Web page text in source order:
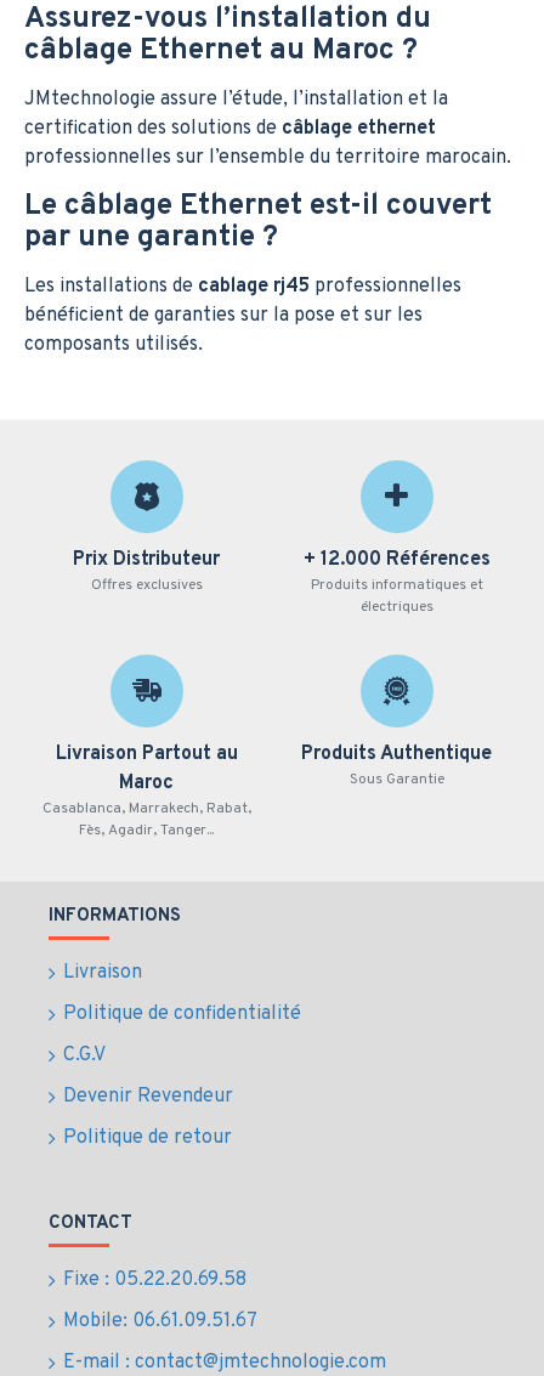
Assurez-vous l’installation du
câblage Ethernet au Maroc ?
JMtechnologie assure l’étude, l’installation et la
certification des solutions de câblage ethernet
professionnelles sur l’ensemble du territoire marocain.
Le câblage Ethernet est-il couvert
par une garantie ?
Les installations de cablage rj45 professionnelles
bénéficient de garanties sur la pose et sur les
composants utilisés.
Prix Distributeur
Offres exclusives
+ 12.000 Références
Produits informatiques et
électriques
Livraison Partout au
Maroc
Casablanca, Marrakech, Rabat,
Fès, Agadir, Tanger...
Produits Authentique
Sous Garantie
INFORMATIONS
Livraison
Politique de confidentialité
C.G.V
Devenir Revendeur
Politique de retour
CONTACT
Fixe : 05.22.20.69.58
Mobile: 06.61.09.51.67
E-mail : contact@jmtechnologie.com